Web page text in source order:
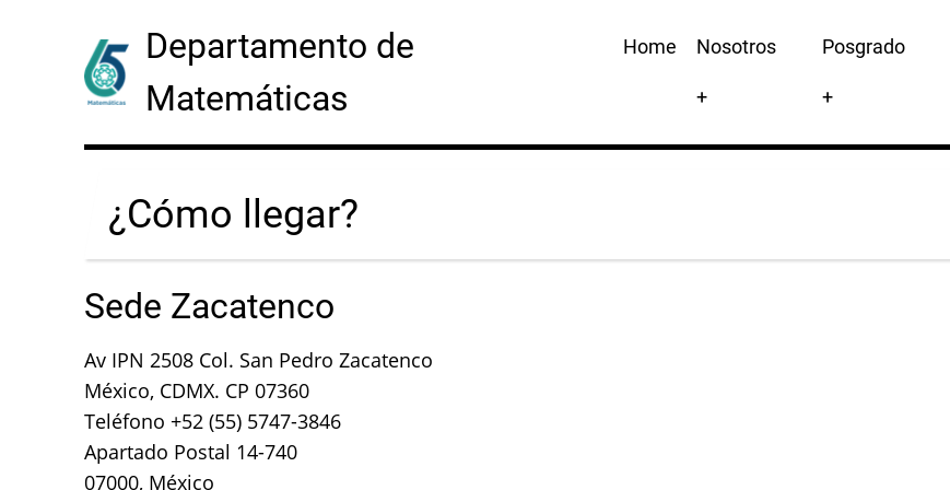
Departamento de
Matemáticas
Main
navigation
Home Nosotros
+
Posgrado
+
¿Cómo llegar?
Sede Zacatenco
Av IPN 2508 Col. San Pedro Zacatenco
México, CDMX. CP 07360
Teléfono +52 (55) 5747-3846
Apartado Postal 14-740
07000, México